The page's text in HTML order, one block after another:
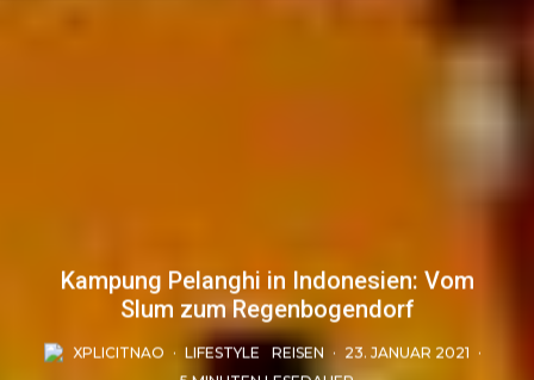
Kampung Pelanghi in Indonesien: Vom
Slum zum Regenbogendorf
XPLICITNAO · LIFESTYLE REISEN · 23. JANUAR 2021 ·